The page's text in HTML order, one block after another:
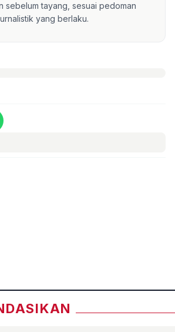
sebelum tayang, sesuai pedoman
yang berlaku.